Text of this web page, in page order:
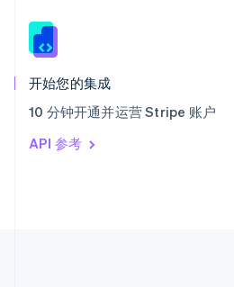
开始您的集成
10 分钟开通并运营 Stripe 账户
API 参考
新西兰
匈牙利
English
ItalianoEnglish
印度
English